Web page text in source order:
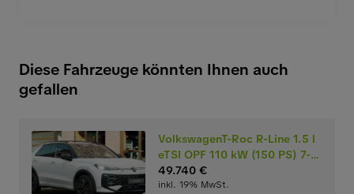
Diese Fahrzeuge könnten Ihnen auch
gefallen
VolkswagenT-Roc R-Line 1.5 l
eTSI OPF 110 kW (150 PS) 7-
Gang-
Doppelkupplungsgetriebe
49.740 €
inkl. 19% MwSt.